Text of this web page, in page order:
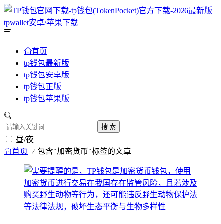
首页
tp钱包最新版
tp钱包安卓版
tp钱包正版
tp钱包苹果版
搜 索
昼/夜
首页 包含"加密货币"标签的文章